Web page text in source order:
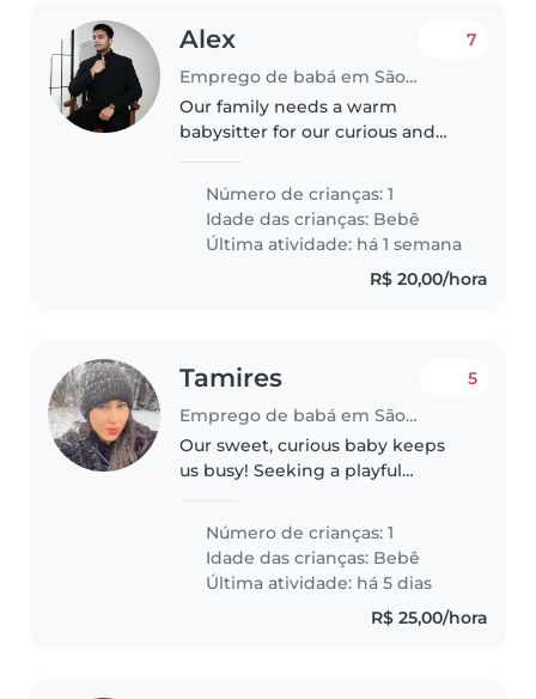
Alex
Emprego de babá em São Paulo
7
Our family needs a warm
babysitter for our curious and
English and Cantonese and be
comfortable with homework
assistance. Come play, cuddle,
and care..
Número de crianças: 1
Idade das crianças: Bebê
Última atividade: há 1 semana
R$ 20,00/hora
Tamires
Emprego de babá em São Paulo
5
Our sweet, curious baby keeps
us busy! Seeking a playful
Must be comfortable with light
chores. Let's chat!
Número de crianças: 1
Idade das crianças: Bebê
Última atividade: há 5 dias
R$ 25,00/hora